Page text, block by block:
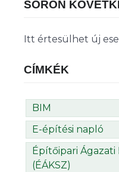
SORON
Itt értesülhet új
CÍMKÉK
BIM
E-építési napló
Építőipari
(ÉÁKSZ)